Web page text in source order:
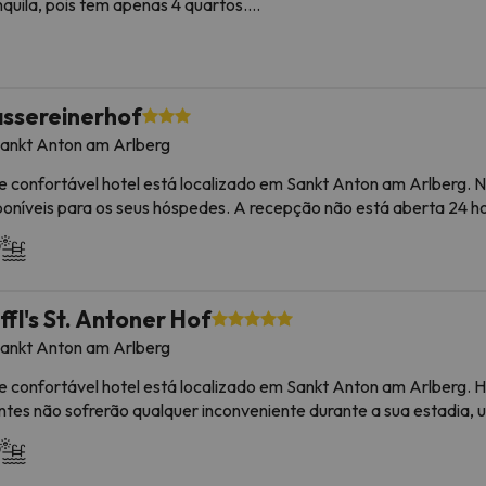
pode alterar a forma como oferece o seu serviço de
dos serviços detalhados podem ser pagos. Você pode
pode alterar a forma como oferece o seu serviço de
está sujeita a alterações pelo alojamento.
Anton am Arlberg
confortável hotel está localizado em Sankt Anton am Arlberg.
para os seus hóspedes. A recepção não está aberta 24
de estimação, pelo que aqueles que não gostam de
neste alojamento poderão utilizar suas instalações de
dos serviços detalhados podem ser pagos. Você pode
pode alterar a forma como oferece o seu serviço de
St. Antoner Hof
Anton am Arlberg
confortável hotel está localizado em Sankt Anton am Arlberg.
não sofrerão qualquer inconveniente durante a sua
de estimação.